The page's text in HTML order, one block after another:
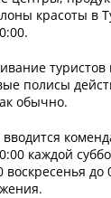
красоты в
туристов
полисы
обычно.
каждой
воскресенья